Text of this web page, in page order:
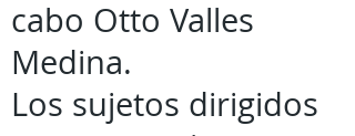
cabo Otto Valles
Medina.
Los sujetos dirigidos